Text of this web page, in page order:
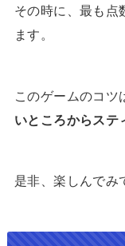
その時に、最も点
ます。
このゲームのコツ
いところからステ
是非、楽しんでみ